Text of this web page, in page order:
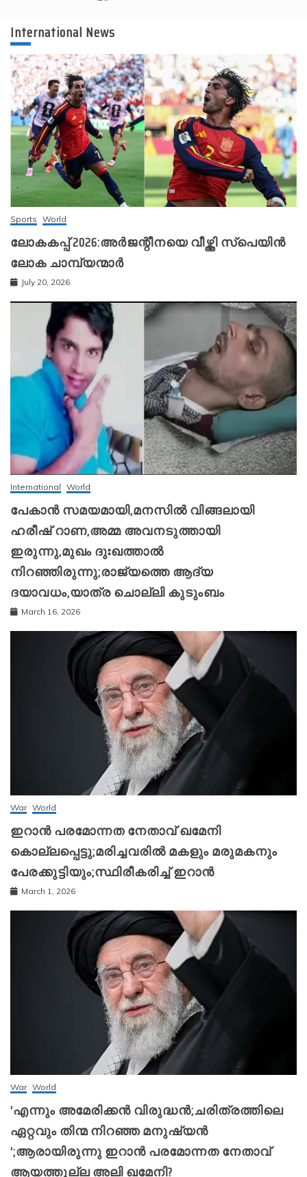
International News
Sports World
ലോകകപ്പ് 2026:അർജന്റീനയെ വീഴ്ത്തി സ്‌പെയിൻ
ലോക ചാമ്പ്യന്മാർ
July 20, 2026
International World
പേകാൻ സമയമായി,മനസിൽ വിങ്ങലായി
ഹരീഷ് റാണ,അമ്മ അവനടുത്തായി
ഇരുന്നു,മുഖം ദുഃഖത്താൽ
നിറഞ്ഞിരുന്നു;രാജ്യത്തെ ആദ്യ
ദയാവധം,യാത്ര ചൊല്ലി കുടുംബം
March 16, 2026
War World
ഇറാന്‍ പരമോന്നത നേതാവ് ഖമേനി
കൊല്ലപ്പെട്ടു;മരിച്ചവരിൽ മകളും മരുമകനും
പേരക്കുട്ടിയും;സ്ഥിരീകരിച്ച് ഇറാന്‍
March 1, 2026
War World
‘എന്നും അമേരിക്കന്‍ വിരുദ്ധന്‍;ചരിത്രത്തിലെ
ഏറ്റവും തിന്മ നിറഞ്ഞ മനുഷ്യന്‍
‘;ആരായിരുന്നു ഇറാന്‍ പരമോന്നത നേതാവ്
ആയത്തുല്ല അലി ഖമേനി?